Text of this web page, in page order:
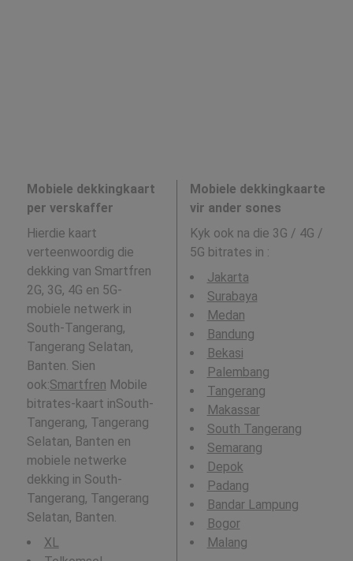
Mobiele dekkingkaart
per verskaffer
Hierdie kaart
verteenwoordig die
dekking van Smartfren
2G, 3G, 4G en 5G-
mobiele netwerk in
South-Tangerang,
Tangerang Selatan,
Banten. Sien
ook:Smartfren Mobile
bitrates-kaart inSouth-
Tangerang, Tangerang
Selatan, Banten en
mobiele netwerke
dekking in South-
Tangerang, Tangerang
Selatan, Banten.
XL
Mobiele dekkingkaarte
vir ander sones
Kyk ook na die 3G / 4G /
5G bitrates in :
Jakarta
Surabaya
Medan
Bandung
Bekasi
Palembang
Tangerang
Makassar
South Tangerang
Semarang
Depok
Padang
Bandar Lampung
Bogor
Malang